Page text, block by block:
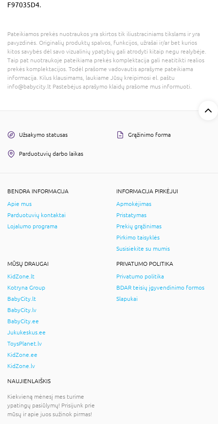
F97035D4.
Pateikiamos prekės nuotraukos yra skirtos tik iliustraciniams tikslams ir yra
pavyzdinės. Originalių produktų spalvos, funkcijos, užrašai ir/ar bet kurios
kitos savybės dėl savo vizualinių ypatybių gali atrodyti kitaip negu realybėje.
Taip pat nuotraukoje pateikiama prekės komplektacija gali neatitikti realios
prekės komplektacijos. Todėl prašome vadovautis aprašyme pateikiama
informacija. Kilus klausimams, laukiame Jūsų kreipimosi el. paštu
info@babycity.lt Pastebėjus aprašymo klaidų prašome mus informuoti.
Užsakymo statusas Grąžinimo forma
Parduotuvių darbo laikas
BENDRA INFORMACIJA
Apie mus
Parduotuvių kontaktai
Lojalumo programa
INFORMACIJA PIRKĖJUI
Apmokėjimas
Pristatymas
Prekių grąžinimas
Pirkimo taisyklės
Susisiekite su mumis
MŪSŲ DRAUGAI
KidZone.lt
Kotryna Group
BabyCity.lt
BabyCity.lv
BabyCity.ee
Jukukeskus.ee
ToysPlanet.lv
KidZone.ee
KidZone.lv
PRIVATUMO POLITIKA
Privatumo politika
BDAR teisių įgyvendinimo formos
Slapukai
NAUJIENLAIŠKIS
Kiekvieną mėnesį mes turime
ypatingų pasiūlymų! Prisijunk prie
mūsų ir apie juos sužinok pirmas!